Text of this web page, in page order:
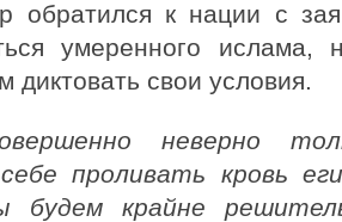
обратился к нации с
умеренного ислама,
диктовать свои условия.
неверно
проливать кровь
будем крайне